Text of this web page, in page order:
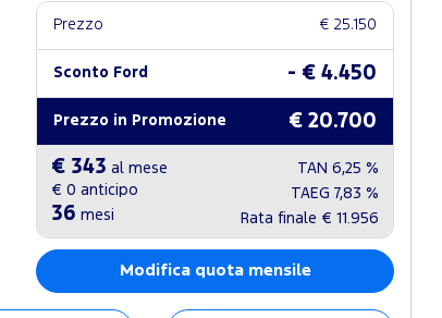
Prezzo € 25.150
Sconto Ford - € 4.450
Prezzo in Promozione € 20.700
€ 343 al mese
€ 0 anticipo
36 mesi
TAN 6,25 %
TAEG 7,83 %
Rata finale € 11.956
Modifica quota mensile